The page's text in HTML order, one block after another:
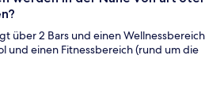
über 2 Bars und einen Wellnessbereich
und einen Fitnessbereich (rund um die